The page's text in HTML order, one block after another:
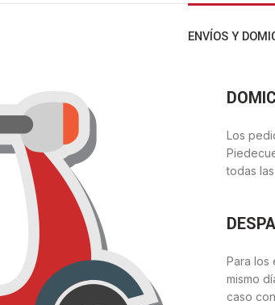
ENVÍOS Y
Los
todas
Para los
mismo
caso